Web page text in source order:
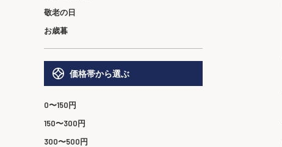
敬老の日
お歳暮
価格帯から選ぶ
0〜150円
150〜300円
300〜500円